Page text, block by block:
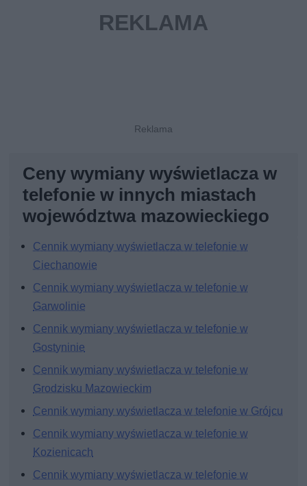
Ceny wymiany wyświetlacza w
telefonie w innych miastach
województwa mazowieckiego
Cennik wymiany wyświetlacza w telefonie w
Ciechanowie
Cennik wymiany wyświetlacza w telefonie w
Garwolinie
Cennik wymiany wyświetlacza w telefonie w
Gostyninie
Cennik wymiany wyświetlacza w telefonie w
Grodzisku Mazowieckim
Cennik wymiany wyświetlacza w telefonie w Grójcu
Cennik wymiany wyświetlacza w telefonie w
Kozienicach
Cennik wymiany wyświetlacza w telefonie w